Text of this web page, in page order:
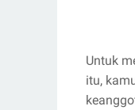
Untuk
itu,